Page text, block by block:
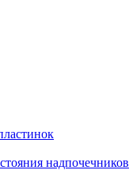
надпочечников